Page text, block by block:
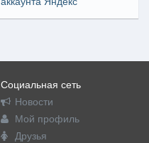
Социальная сеть
Новости
Мой профиль
Друзья